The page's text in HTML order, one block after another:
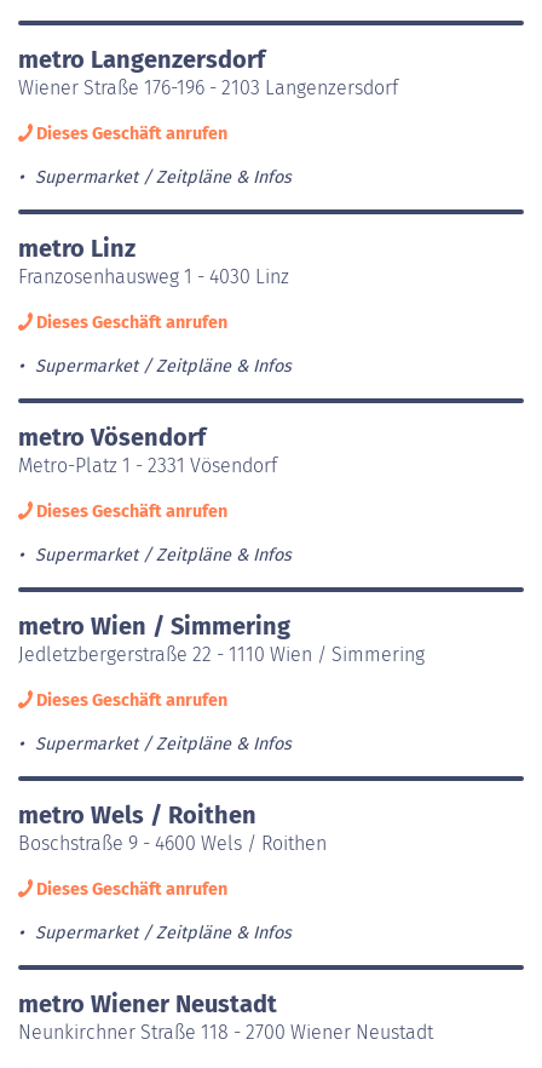
metro Langenzersdorf
Wiener Straße 176-196 - 2103 Langenzersdorf
Dieses Geschäft anrufen
Supermarket Zeitpläne & Infos
metro Linz
Franzosenhausweg 1 - 4030 Linz
Dieses Geschäft anrufen
Supermarket Zeitpläne & Infos
metro Vösendorf
Metro-Platz 1 - 2331 Vösendorf
Dieses Geschäft anrufen
Supermarket Zeitpläne & Infos
metro Wien / Simmering
Jedletzbergerstraße 22 - 1110 Wien / Simmering
Dieses Geschäft anrufen
Supermarket Zeitpläne & Infos
metro Wels / Roithen
Boschstraße 9 - 4600 Wels / Roithen
Dieses Geschäft anrufen
Supermarket Zeitpläne & Infos
metro Wiener Neustadt
Neunkirchner Straße 118 - 2700 Wiener Neustadt